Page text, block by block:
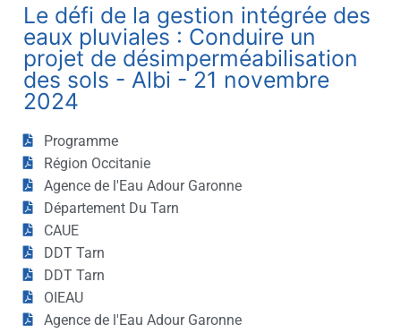
Le défi de la gestion intégrée des
eaux pluviales : Conduire un
projet de désimperméabilisation
des sols - Albi - 21 novembre
2024
Programme
Région Occitanie
Agence de l'Eau Adour Garonne
Département Du Tarn
CAUE
DDT Tarn
DDT Tarn
OIEAU
Agence de l'Eau Adour Garonne